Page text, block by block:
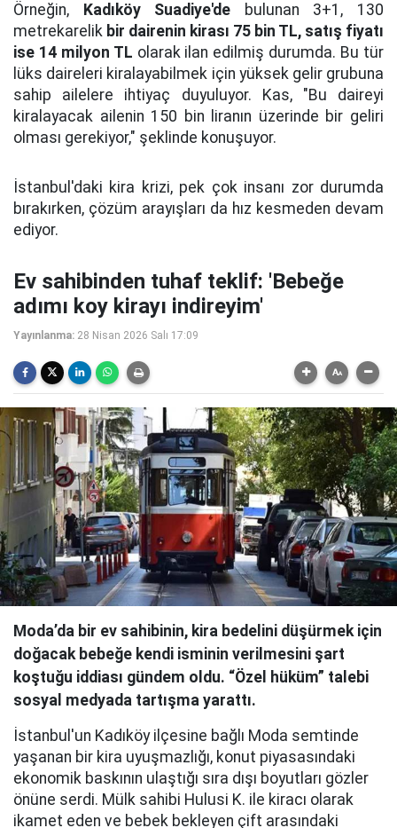
Örneğin, Kadıköy Suadiye'de bulunan 3+1, 130
metrekarelik bir dairenin kirası 75 bin TL, satış fiyatı
ise 14 milyon TL olarak ilan edilmiş durumda. Bu tür
lüks daireleri kiralayabilmek için yüksek gelir grubuna
sahip ailelere ihtiyaç duyuluyor. Kas, "Bu daireyi
kiralayacak ailenin 150 bin liranın üzerinde bir geliri
olması gerekiyor," şeklinde konuşuyor.
İstanbul'daki kira krizi, pek çok insanı zor durumda
bırakırken, çözüm arayışları da hız kesmeden devam
ediyor.
Ev sahibinden tuhaf teklif: 'Bebeğe
adımı koy kirayı indireyim'
Yayınlanma: 28 Nisan 2026 Salı 17:09
Moda’da bir ev sahibinin, kira bedelini düşürmek için
doğacak bebeğe kendi isminin verilmesini şart
koştuğu iddiası gündem oldu. “Özel hüküm” talebi
sosyal medyada tartışma yarattı.
İstanbul'un Kadıköy ilçesine bağlı Moda semtinde
yaşanan bir kira uyuşmazlığı, konut piyasasındaki
ekonomik baskının ulaştığı sıra dışı boyutları gözler
önüne serdi. Mülk sahibi Hulusi K. ile kiracı olarak
ikamet eden ve bebek bekleyen çift arasındaki